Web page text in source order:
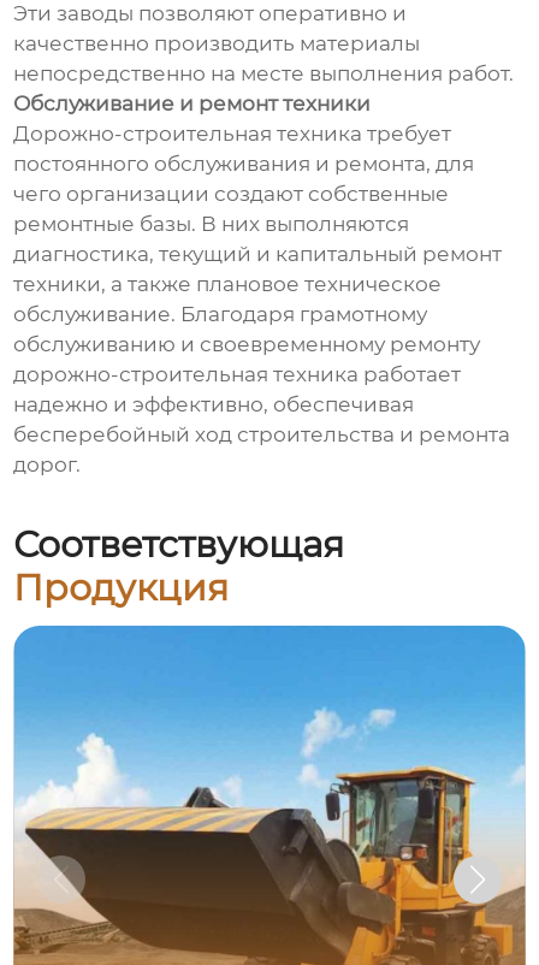
Эти заводы позволяют оперативно и
качественно производить материалы
непосредственно на месте выполнения работ.
Обслуживание и ремонт техники
Дорожно-строительная техника требует
постоянного обслуживания и ремонта, для
чего организации создают собственные
ремонтные базы. В них выполняются
диагностика, текущий и капитальный ремонт
техники, а также плановое техническое
обслуживание. Благодаря грамотному
обслуживанию и своевременному ремонту
дорожно-строительная техника работает
надежно и эффективно, обеспечивая
бесперебойный ход строительства и ремонта
дорог.
Соответствующая
Продукция